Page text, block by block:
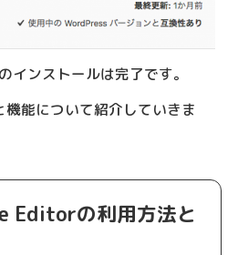
インストールは完了です。
能について紹介していきま
Editorの利用方法と